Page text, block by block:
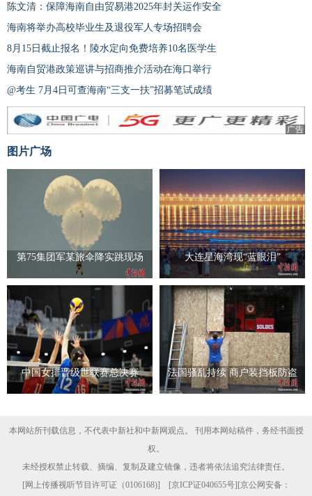
陈文清：保障海南自由贸易港2025年封关运作安全
海南将举办高校毕业生及退役军人专场招聘会
8月15日截止报名！陵水定向免费培养10名医学生
海南自贸港政策巡讲与招商推介活动在海口举行
@考生 7月4日可查海南“三支一扶”招募笔试成绩
广告
图片广场
第75集团军某旅伞降实跳现场 大连星海湾现“蓝眼泪”
中国女排晋级世联赛总决赛 法国骚乱持续 商户装挡板防盗
本网站所刊载信息，不代表中新社和中新网观点。 刊用本网站稿件，务经书面授
权。
未经授权禁止转载、摘编、复制及建立镜像，违者将依法追究法律责任。
[网上传播视听节目许可证（0106168)] [京ICP证040655号][京公网安备：